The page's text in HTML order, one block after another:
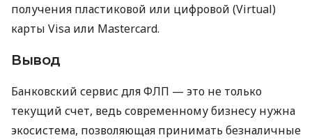
получения пластиковой или цифровой (Virtual)
карты Visa или Mastercard.
Вывод
Банковский сервис для ФЛП — это не только
текущий счет, ведь современному бизнесу нужна
экосистема, позволяющая принимать безналичные